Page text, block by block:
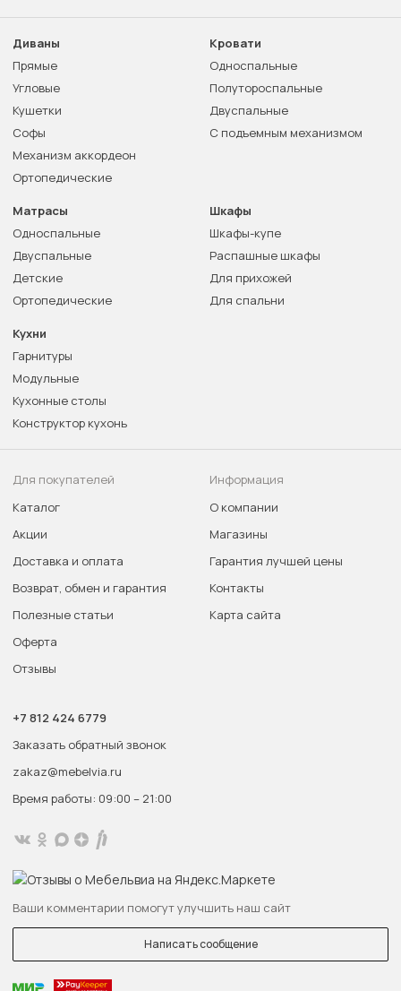
Диваны
Прямые
Угловые
Кушетки
Софы
Механизм аккордеон
Ортопедические
Кровати
Односпальные
Полутороспальные
Двуспальные
С подъемным механизмом
Матрасы
Односпальные
Двуспальные
Детские
Ортопедические
Шкафы
Шкафы-купе
Распашные шкафы
Для прихожей
Для спальни
Кухни
Гарнитуры
Модульные
Кухонные столы
Конструктор кухонь
Для покупателей
Каталог
Акции
Доставка и оплата
Возврат, обмен и гарантия
Полезные статьи
Оферта
Отзывы
Информация
О компании
Магазины
Гарантия лучшей цены
Контакты
Карта сайта
+7 812 424 6779
Заказать обратный звонок
zakaz@mebelvia.ru
Время работы: 09:00 – 21:00
Ваши комментарии помогут улучшить наш сайт
Написать сообщение